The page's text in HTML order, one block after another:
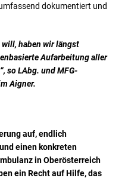
dokumentiert und
haben wir längst
Aufarbeitung aller
“, so LAbg. und MFG-
Aigner.
auf, endlich
einen konkreten
in Oberösterreich
ein Recht auf Hilfe, das